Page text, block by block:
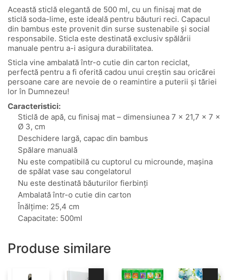
Această sticlă elegantă de 500 ml, cu un finisaj mat de
sticlă soda-lime, este ideală pentru băuturi reci. Capacul
din bambus este provenit din surse sustenabile și social
responsabile. Sticla este destinată exclusiv spălării
manuale pentru a-i asigura durabilitatea.
Sticla vine ambalată într-o cutie din carton reciclat,
perfectă pentru a fi oferită cadou unui creștin sau oricărei
persoane care are nevoie de o reamintire a puterii și tăriei
lor în Dumnezeu!
Caracteristici:
Sticlă de apă, cu finisaj mat – dimensiunea 7 × 21,7 × 7 ×
Ø 3, cm
Deschidere largă, capac din bambus
Spălare manuală
Nu este compatibilă cu cuptorul cu microunde, mașina
de spălat vase sau congelatorul
Nu este destinată băuturilor fierbinți
Ambalată într-o cutie din carton
Înălțime: 25,4 cm
Capacitate: 500ml
Produse similare